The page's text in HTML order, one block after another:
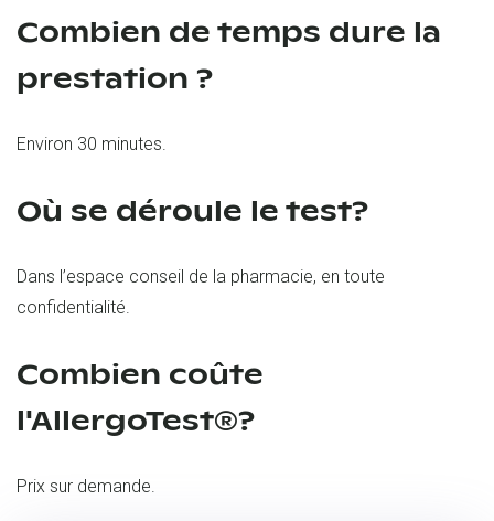
Combien de temps dure la
prestation ?
Environ 30 minutes.
Où se déroule le test?
Dans l’espace conseil de la pharmacie, en toute
confidentialité.
Combien coûte
l'AllergoTest®?
Prix sur demande.